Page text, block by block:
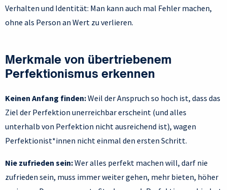
Verhalten und Identität: Man kann auch mal Fehler machen,
ohne als Person an Wert zu verlieren.
Merkmale von übertriebenem
Perfektionismus erkennen
Keinen Anfang finden:Weil der Anspruch so hoch ist, dass das
Ziel der Perfektion unerreichbar erscheint (und alles
unterhalb von Perfektion nicht ausreichend ist), wagen
Perfektionist*innen nicht einmal den ersten Schritt.
Nie zufrieden sein:Wer alles perfekt machen will, darf nie
zufrieden sein, muss immer weiter gehen, mehr bieten, höher